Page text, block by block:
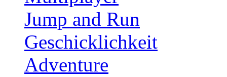
Jump and Run
Geschicklichkeit
Adventure